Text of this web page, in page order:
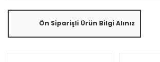
Ön Siparişli Ürün Bilgi Alınız